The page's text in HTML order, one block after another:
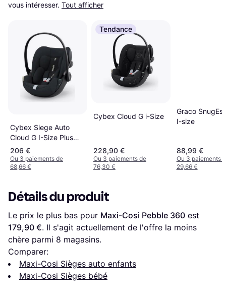
vous intéresser. Tout afficher
Cybex Siege Auto
Cloud G I-Size Plus
Moon Black
206 €
Ou 3 paiements de
68,66 €
Tendance
Cybex Cloud G i-Size
228,90 €
Ou 3 paiements de
76,30 €
Graco
I-size
88,99 €
Ou 3 paiements
29,66 €
Détails du produit
Le prix le plus bas pour Maxi-Cosi Pebble 360
179,90 €. Il s'agit actuellement de l'offre la moins
chère parmi 8 magasins.
Comparer:
Maxi-Cosi Sièges auto enfants
Maxi-Cosi Sièges bébé